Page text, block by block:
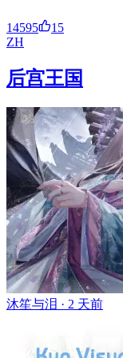
14595
15
ZH
后宫王国
沐笙与泪 · 2 天前